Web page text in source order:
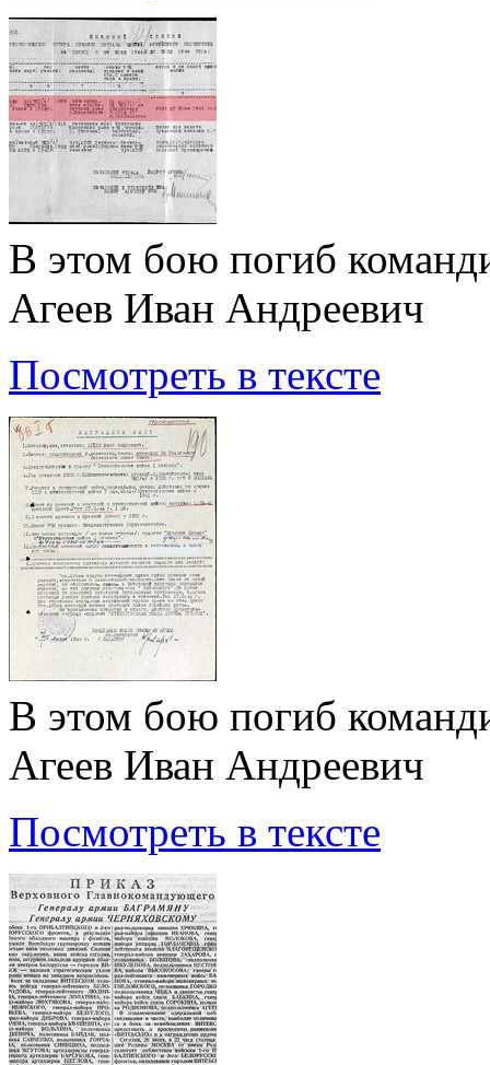
В этом бою погиб
Агеев Иван Андреевич
Посмотреть в тексте
В этом бою погиб
Агеев Иван Андреевич
Посмотреть в тексте